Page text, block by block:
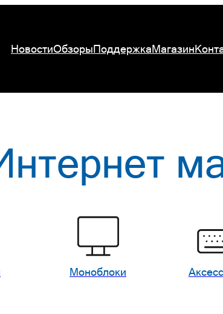
НовостиОбзорыПоддержкаМагазин
Моноблоки